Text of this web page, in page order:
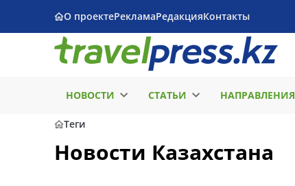
О проектеРекламаРедакцияКонтакты
НОВОСТИ СТАТЬИ НАПРАВЛЕНИЯ
Теги
Новости Казахстана